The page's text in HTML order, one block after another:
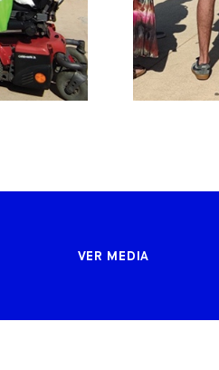
VER MEDIA